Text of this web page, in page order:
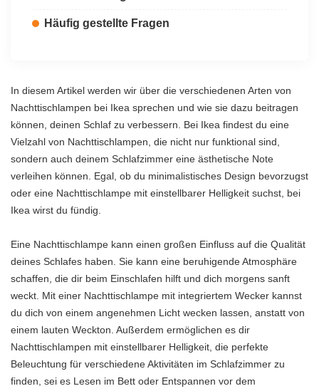
Häufig gestellte Fragen
In diesem Artikel werden wir über die verschiedenen Arten von
Nachttischlampen bei Ikea sprechen und wie sie dazu beitragen
können, deinen Schlaf zu verbessern. Bei Ikea findest du eine
Vielzahl von Nachttischlampen, die nicht nur funktional sind,
sondern auch deinem Schlafzimmer eine ästhetische Note
verleihen können. Egal, ob du minimalistisches Design bevorzugst
oder eine Nachttischlampe mit einstellbarer Helligkeit suchst, bei
Ikea wirst du fündig.
Eine Nachttischlampe kann einen großen Einfluss auf die Qualität
deines Schlafes haben. Sie kann eine beruhigende Atmosphäre
schaffen, die dir beim Einschlafen hilft und dich morgens sanft
weckt. Mit einer Nachttischlampe mit integriertem Wecker kannst
du dich von einem angenehmen Licht wecken lassen, anstatt von
einem lauten Weckton. Außerdem ermöglichen es dir
Nachttischlampen mit einstellbarer Helligkeit, die perfekte
Beleuchtung für verschiedene Aktivitäten im Schlafzimmer zu
finden, sei es Lesen im Bett oder Entspannen vor dem